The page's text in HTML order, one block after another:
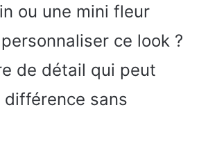
ou une mini fleur
ce look ?
de détail qui peut
sans